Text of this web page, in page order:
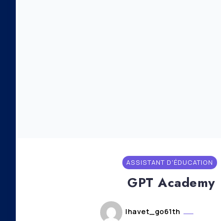
ASSISTANT D'ÉDUCATION
GPT Academy
lhavet_go61th